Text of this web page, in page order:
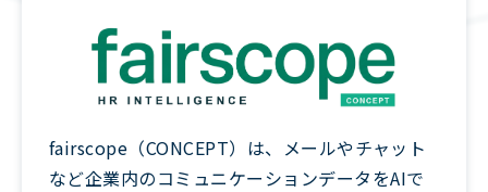
fairscope（CONCEPT）は、メールやチャット
など企業内のコミュニケーションデータをAIで